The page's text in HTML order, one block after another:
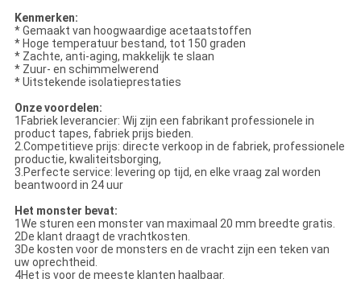
Kenmerken:
* Gemaakt van hoogwaardige acetaatstoffen
* Hoge temperatuur bestand, tot 150 graden
* Zachte, anti-aging, makkelijk te slaan
* Zuur- en schimmelwerend
* Uitstekende isolatieprestaties
Onze voordelen:
1Fabriek leverancier: Wij zijn een fabrikant professionele in
product tapes, fabriek prijs bieden.
2.Competitieve prijs: directe verkoop in de fabriek, professionele
productie, kwaliteitsborging,
3.Perfecte service: levering op tijd, en elke vraag zal worden
beantwoord in 24 uur
Het monster bevat:
1We sturen een monster van maximaal 20 mm breedte gratis.
2De klant draagt de vrachtkosten.
3De kosten voor de monsters en de vracht zijn een teken van
uw oprechtheid.
4Het is voor de meeste klanten haalbaar.